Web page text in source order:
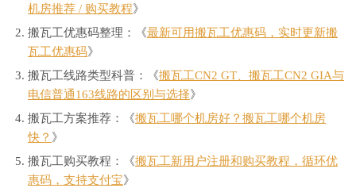
机房推荐 / 购买教程》
搬瓦工优惠码整理：《最新可用搬瓦工优惠码，实时更新搬
瓦工优惠码》
搬瓦工线路类型科普：《搬瓦工CN2 GT、搬瓦工CN2 GIA与
电信普通163线路的区别与选择》
搬瓦工方案推荐：《搬瓦工哪个机房好？搬瓦工哪个机房
快？ 》
搬瓦工购买教程：《搬瓦工新用户注册和购买教程，循环优
惠码，支持支付宝》